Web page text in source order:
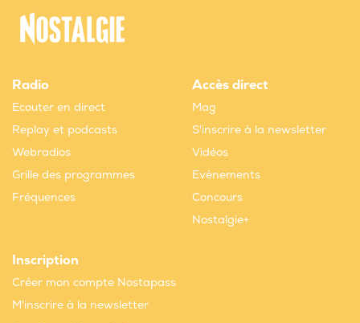
Radio
Ecouter en direct
Replay et podcasts
Webradios
Grille des programmes
Fréquences
Accès direct
Mag
S'inscrire à la newsletter
Vidéos
Evènements
Concours
Nostalgie+
Inscription
Créer mon compte Nostapass
M'inscrire à la newsletter